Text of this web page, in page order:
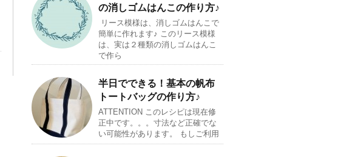
の消しゴムはんこの作り方♪
リース模様は、消しゴムはんこで
簡単に作れます♪ このリース模様
は、実は２種類の消しゴムはんこ
で作ら
半日でできる！基本の帆布
トートバッグの作り方♪
ATTENTION このレシピは現在修
正中です。。。寸法など正確でな
い可能性があります。 もしご利用